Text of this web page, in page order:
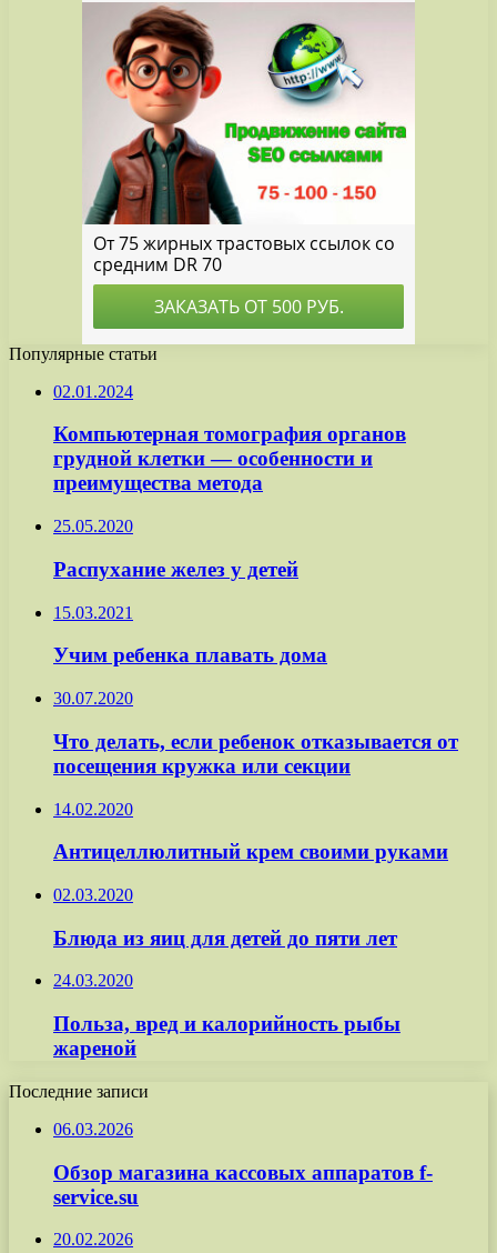
Популярные статьи
02.01.2024
Компьютерная томография органов
грудной клетки — особенности и
преимущества метода
25.05.2020
Распухание желез у детей
15.03.2021
Учим ребенка плавать дома
30.07.2020
Что делать, если ребенок отказывается от
посещения кружка или секции
14.02.2020
Антицеллюлитный крем своими руками
02.03.2020
Блюда из яиц для детей до пяти лет
24.03.2020
Польза, вред и калорийность рыбы
жареной
Последние записи
06.03.2026
Обзор магазина кассовых аппаратов f-
service.su
20.02.2026